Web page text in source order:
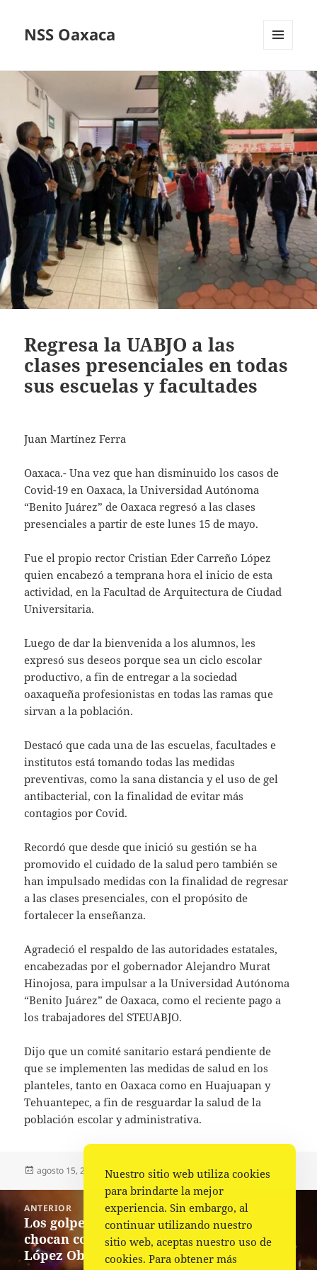
NSS Oaxaca
WIDGETS
Regresa la UABJO a las
clases presenciales en todas
sus escuelas y facultades
Juan Martínez Ferra
Oaxaca.- Una vez que han disminuido los casos de
Covid-19 en Oaxaca, la Universidad Autónoma
“Benito Juárez” de Oaxaca regresó a las clases
presenciales a partir de este lunes 15 de mayo.
Fue el propio rector Cristian Eder Carreño López
quien encabezó a temprana hora el inicio de esta
actividad, en la Facultad de Arquitectura de Ciudad
Universitaria.
Luego de dar la bienvenida a los alumnos, les
expresó sus deseos porque sea un ciclo escolar
productivo, a fin de entregar a la sociedad
oaxaqueña profesionistas en todas las ramas que
sirvan a la población.
Destacó que cada una de las escuelas, facultades e
institutos está tomando todas las medidas
preventivas, como la sana distancia y el uso de gel
antibacterial, con la finalidad de evitar más
contagios por Covid.
Recordó que desde que inició su gestión se ha
promovido el cuidado de la salud pero también se
han impulsado medidas con la finalidad de regresar
a las clases presenciales, con el propósito de
fortalecer la enseñanza.
Agradeció el respaldo de las autoridades estatales,
encabezadas por el gobernador Alejandro Murat
Hinojosa, para impulsar a la Universidad Autónoma
“Benito Juárez” de Oaxaca, como el reciente pago a
los trabajadores del STEUABJO.
Dijo que un comité sanitario estará pendiente de
que se implementen las medidas de salud en los
planteles, tanto en Oaxaca como en Huajuapan y
Tehuantepec, a fin de resguardar la salud de la
población escolar y administrativa.
Publicado
agosto 15, 2022 Autor
La redacción Categorías
Estado,Portada
entradas
ANTERIOR
Entrada
anterior:
Los golpes del narco contra la población
chocan con la política de seguridad de
López Obrador
Nuestro sitio web utiliza cookies
para brindarte la mejor
experiencia. Sin embargo, al
continuar utilizando nuestro
sitio web, aceptas nuestro uso de
cookies. Para obtener más